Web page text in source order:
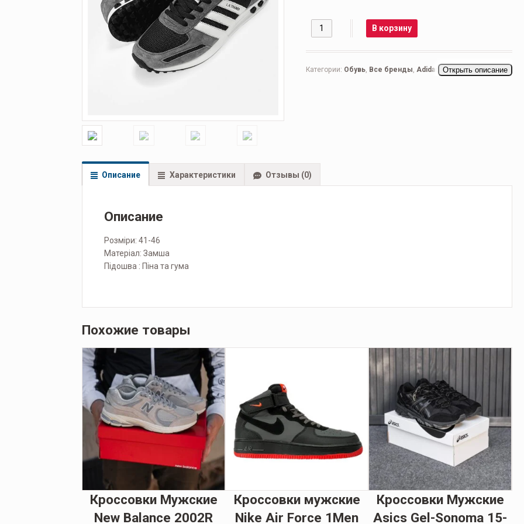
Количество В корзину
Категории: Обувь, Все бренды Adidas Raf Simons,
Открыть описание
Описание Характеристики Отзывы (0)
Описание
Розміри: 41-46
Матеріал: Замша
Підошва : Піна та гума
Похожие товары
Кроссовки Мужские
New Balance 2002R
Кроссовки мужские
Nike Air Force 1Men
Кроссовки Мужские
Asics Gel-Sonoma 15-